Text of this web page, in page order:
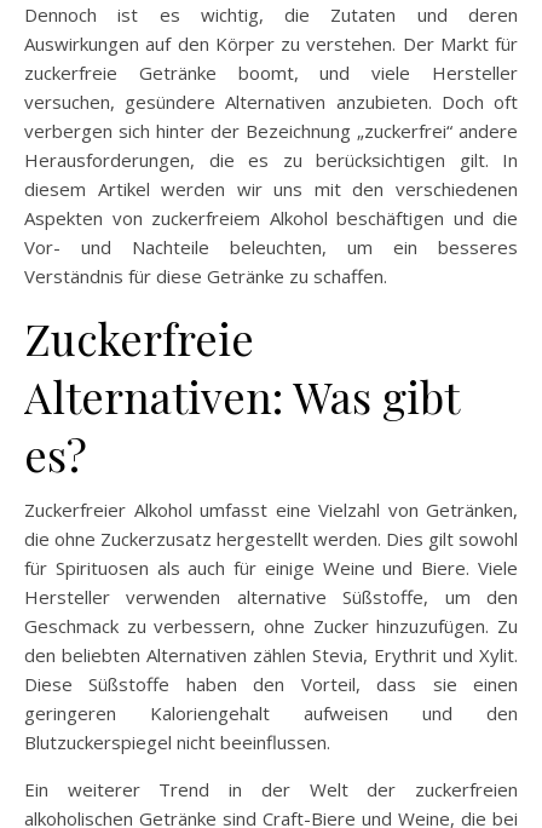
Dennoch ist es wichtig, die Zutaten und deren
Auswirkungen auf den Körper zu verstehen. Der Markt für
zuckerfreie Getränke boomt, und viele Hersteller
versuchen, gesündere Alternativen anzubieten. Doch oft
verbergen sich hinter der Bezeichnung „zuckerfrei“ andere
Herausforderungen, die es zu berücksichtigen gilt. In
diesem Artikel werden wir uns mit den verschiedenen
Aspekten von zuckerfreiem Alkohol beschäftigen und die
Vor- und Nachteile beleuchten, um ein besseres
Verständnis für diese Getränke zu schaffen.
Zuckerfreie
Alternativen: Was gibt
es?
Zuckerfreier Alkohol umfasst eine Vielzahl von Getränken,
die ohne Zuckerzusatz hergestellt werden. Dies gilt sowohl
für Spirituosen als auch für einige Weine und Biere. Viele
Hersteller verwenden alternative Süßstoffe, um den
Geschmack zu verbessern, ohne Zucker hinzuzufügen. Zu
den beliebten Alternativen zählen Stevia, Erythrit und Xylit.
Diese Süßstoffe haben den Vorteil, dass sie einen
geringeren Kaloriengehalt aufweisen und den
Blutzuckerspiegel nicht beeinflussen.
Ein weiterer Trend in der Welt der zuckerfreien
alkoholischen Getränke sind Craft-Biere und Weine, die bei